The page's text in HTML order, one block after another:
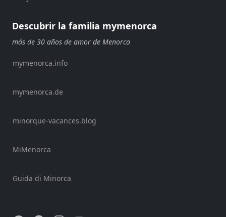
Shopping
Traslados
Alquiler
bicicletas
Alquiler
kayaks
barcos
Descubrir la familia mymenorca
más de 30 años de amor de Menorca
mymenorca.info
mymenorca.de
minorque-vacances.blog
MiMenorca
Guida di Minorca